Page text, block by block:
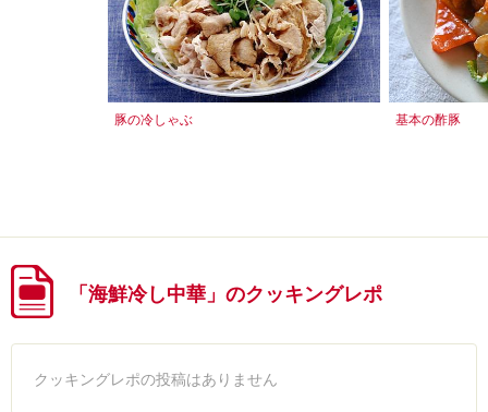
豚の冷しゃぶ 基本の酢豚
「海鮮冷し中華」のクッキングレポ
クッキングレポの投稿はありません